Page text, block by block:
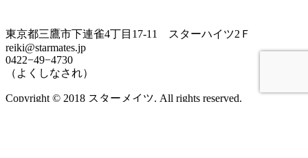
東京都三鷹市下連雀4丁目17-11 スターハイツ2Ｆ
reiki@starmates.jp
0422−49−4730
（よくしなされ）
Copyright © 2018 スターメイツ. All rights reserved.